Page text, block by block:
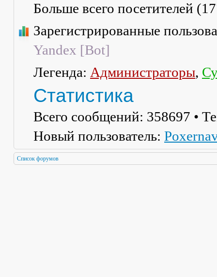
Больше всего посетителей (
Зарегистрированные
Yandex [Bot]
Легенда: Администраторы,
Статистика
Всего сообщений: 358697 •
Новый пользователь:
Список форумов